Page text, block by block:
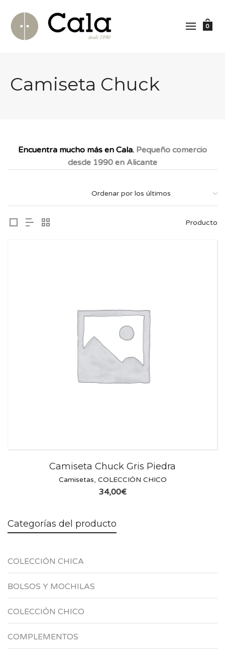
0
Camiseta Chuck
Encuentra mucho más en Cala. Pequeño comercio
desde 1990 en Alicante
Producto
Camiseta Chuck Gris Piedra
Camisetas, COLECCIÓN CHICO
34,00€
Categorías del producto
COLECCIÓN CHICA
BOLSOS Y MOCHILAS
COLECCIÓN CHICO
COMPLEMENTOS